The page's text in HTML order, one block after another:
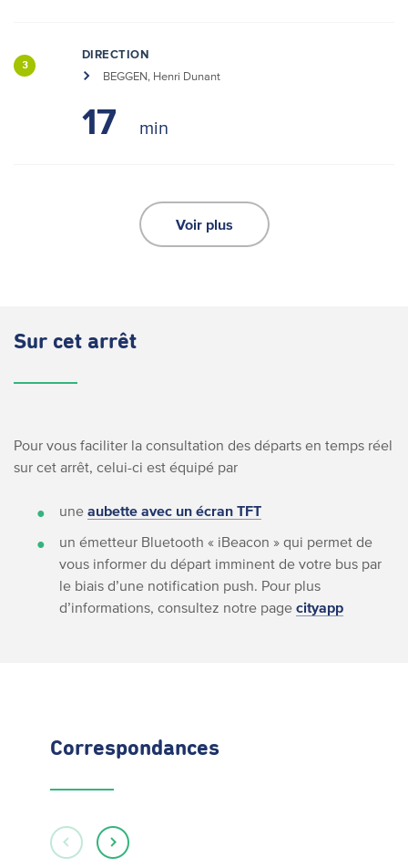
3
DIRECTION
BEGGEN, Henri Dunant
17
Voir plus
Sur cet arrêt
Pour vous faciliter la consultation des départs en temps réel
sur cet arrêt, celui-ci est équipé par
une aubette avec un écran TFT
un émetteur Bluetooth « iBeacon » qui permet de
vous informer du départ imminent de votre bus par
le biais d’une notification push. Pour plus
d’informations, consultez notre page cityapp
Correspondances